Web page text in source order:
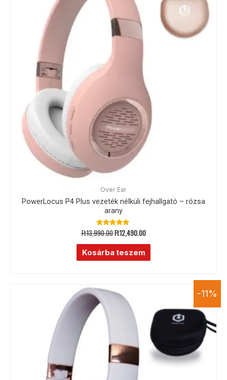
Over Ear
PowerLocus P4 Plus vezeték nélküli fejhallgató – rózsa
arany
Értékelés:
5.00
/ 5
Ft13,990.00Ft12,490.00
Kosárba teszem
-11%